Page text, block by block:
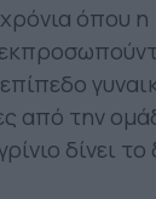
όπου η
από την
δίνει το